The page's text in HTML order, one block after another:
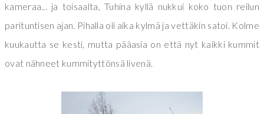
kameraa... ja toisaalta, Tuhina kyllä nukkui koko tuon reilun
parituntisen ajan. Pihalla oli aika kylmä ja vettäkin satoi. Kolme
kuukautta se kesti, mutta pääasia on että nyt kaikki kummit
ovat nähneet kummityttönsä livenä.